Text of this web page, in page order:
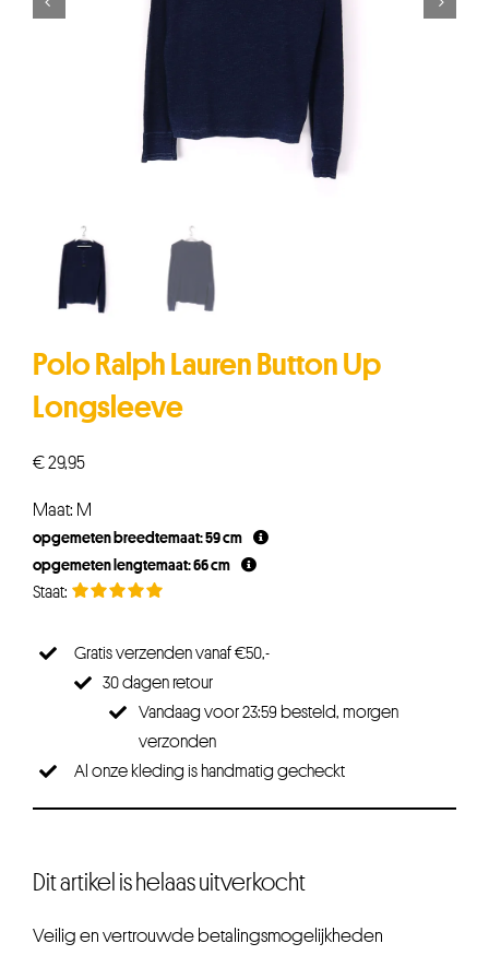
Polo Ralph Lauren Button Up
Longsleeve
€29,95
Maat: M
opgemeten breedtemaat: 59 cm
opgemeten lengtemaat: 66 cm
Gratis verzenden vanaf €50,-
30 dagen retour
Vandaag voor 23:59 besteld, morgen
verzonden
Al onze kleding is handmatig gecheckt
Dit artikel is helaas uitverkocht
Veilig en vertrouwde betalingsmogelijkheden